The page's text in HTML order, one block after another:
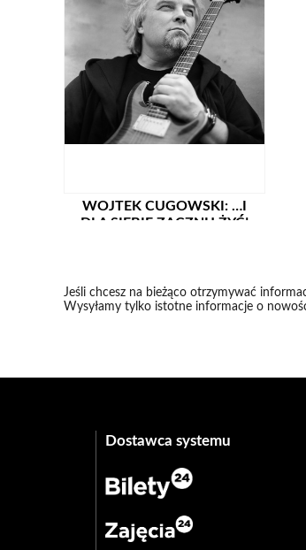
WOJTEK CUGOWSKI: …I
DLA SIEBIE ZACZNIJ ŻYĆ!
Jeśli chcesz na bieżąco otrzymywać
Wysyłamy tylko istotne informacje o
Dostawca systemu